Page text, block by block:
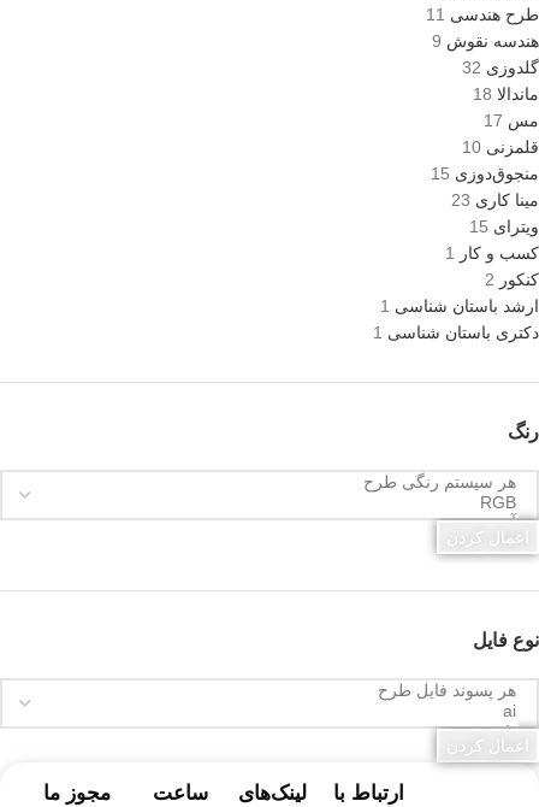
طرح هندسی 11
هندسه نقوش 9
گلدوزی 32
ماندالا 18
مس 17
قلمزنی 10
منجوق‌دوزی 15
مینا کاری 23
ویترای 15
کسب و کار
1
کنکور 2
ارشد باستان شناسی 1
دکتری باستان شناسی 1
رنگ
اعمال کردن
نوع فایل
اعمال کردن
ارتباط با
لینک‌های
ساعت
مجوز ما